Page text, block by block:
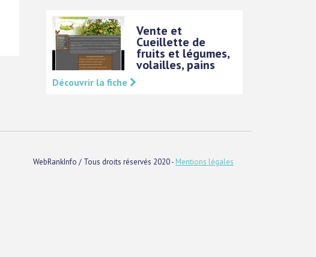
Vente et
Cueillette de
fruits et légumes,
volailles, pains
Découvrir la fiche
WebRankInfo / Tous droits réservés 2020 - Mentions légales